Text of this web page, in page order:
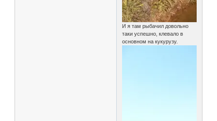
И я там рыбачил довольно
таки успешно, клевало в
основном на кукурузу.